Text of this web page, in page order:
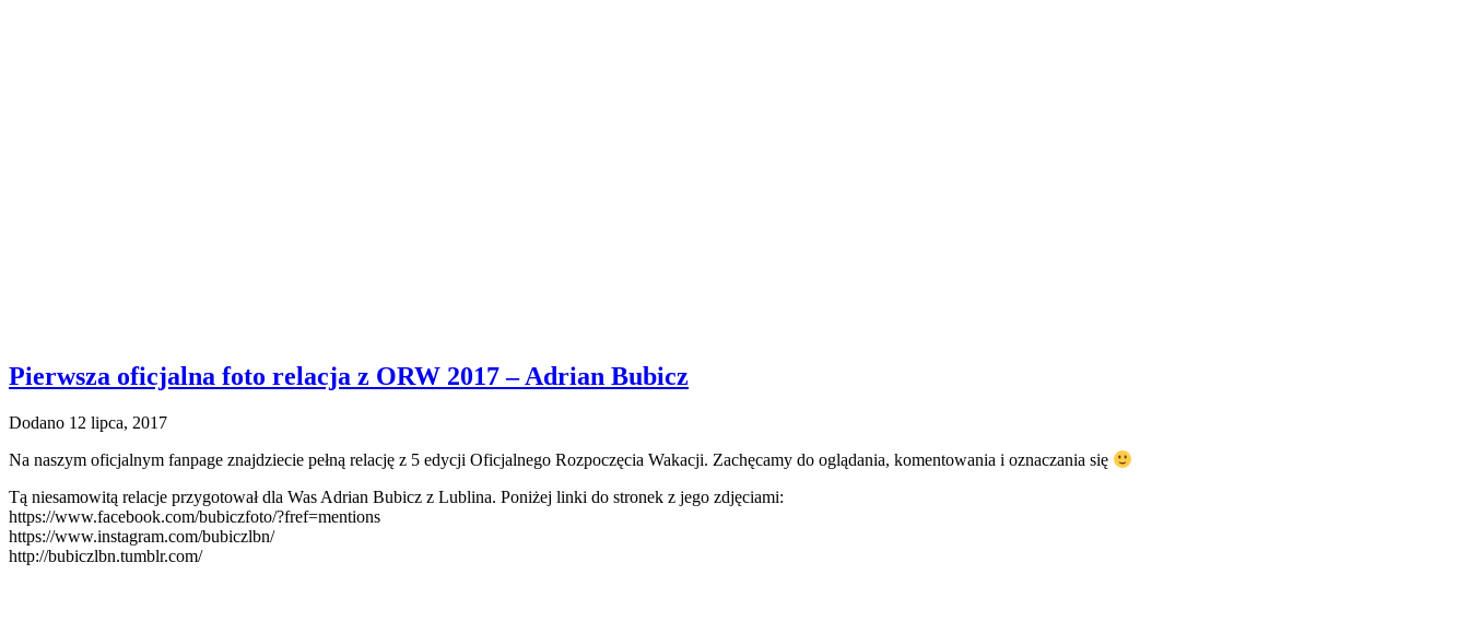
Pierwsza oficjalna foto relacja z ORW 2017 – Adrian Bubicz
Dodano 12 lipca, 2017
Na naszym oficjalnym fanpage znajdziecie pełną relację z 5 edycji Oficjalnego Rozpoczęcia Wakacji. Zachęcamy do oglądania, komentowania i oznaczania się
Tą niesamowitą relacje przygotował dla Was Adrian Bubicz z Lublina. Poniżej linki do stronek z jego zdjęciami:
https://www.facebook.com/bubiczfoto/?fref=mentions
https://www.instagram.com/bubiczlbn/
http://bubiczlbn.tumblr.com/